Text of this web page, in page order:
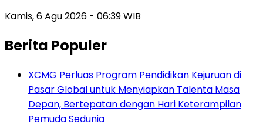
Kamis, 6 Agu 2026 - 06:39 WIB
Berita Populer
XCMG Perluas Program Pendidikan Kejuruan di
Pasar Global untuk Menyiapkan Talenta Masa
Depan, Bertepatan dengan Hari Keterampilan
Pemuda Sedunia